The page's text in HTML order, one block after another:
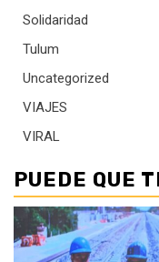
Solidaridad
Tulum
Uncategorized
VIAJES
VIRAL
PUEDE QUE